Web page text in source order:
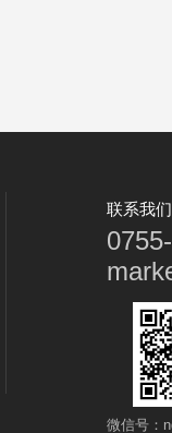
联系我们
微信号：